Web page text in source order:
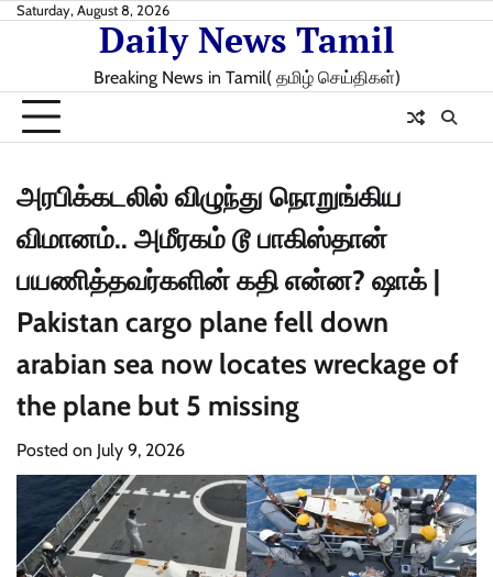
SkipSaturday, August 8, 2026
Daily News Tamil
Breaking News in Tamil( தமிழ் செய்திகள்)
அரபிக்கடலில் விழுந்து நொறுங்கிய
விமானம்.. அமீரகம் டூ பாகிஸ்தான்
பயணித்தவர்களின் கதி என்ன? ஷாக் |
Pakistan cargo plane fell down
arabian sea now locates wreckage of
the plane but 5 missing
Posted on July 9, 2026